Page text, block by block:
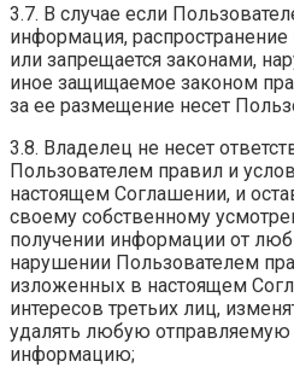
3.7. В случае если
информация, распространение
или запрещается законами,
иное защищаемое законом
за ее размещение несет
3.8. Владелец не несет
Пользователем правил и
настоящем Соглашении, и
своему собственному
получении информации от
нарушении Пользователем
изложенных в настоящем
интересов третьих лиц,
удалять любую
информацию;